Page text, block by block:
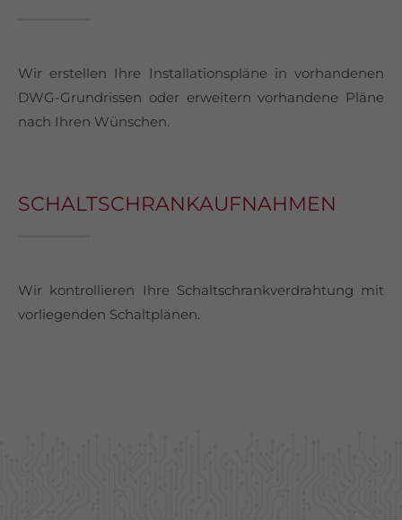
Wir erstellen Ihre Installationspläne in vorhandenen
DWG-Grundrissen oder erweitern vorhandene Pläne
nach Ihren Wünschen.
SCHALTSCHRANKAUFNAHMEN
Wir kontrollieren Ihre Schaltschrankverdrahtung mit
vorliegenden Schaltplänen.